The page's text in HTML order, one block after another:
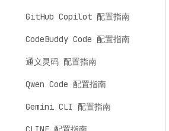
GitHub Copilot 配置指南
CodeBuddy Code 配置指南
通义灵码 配置指南
Qwen Code 配置指南
Gemini CLI 配置指南